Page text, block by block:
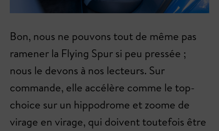
Bon, nous ne pouvons tout de même pas
ramener la Flying Spur si peu pressée ;
nous le devons à nos lecteurs. Sur
commande, elle accélère comme le top-
choice sur un hippodrome et zoome de
virage en virage, qui doivent toutefois être